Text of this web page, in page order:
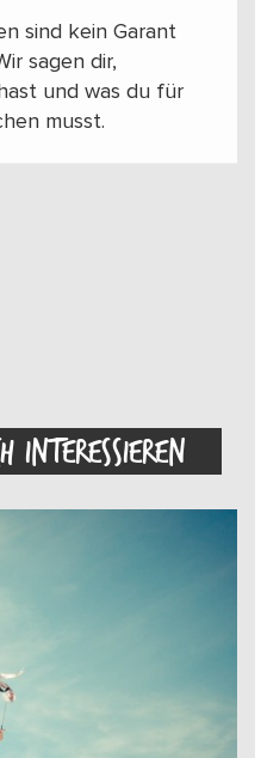
sind kein Garant
sagen dir,
und was du für
musst.
INTERESSIEREN